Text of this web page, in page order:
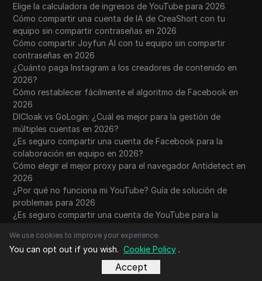
Elige la calculadora de ingresos de YouTube para 2026
Cómo compartir una cuenta de IA de CreaShort con tu
equipo sin compartir contraseñas en 2026
Cómo compartir Joyfun AI con tu equipo sin compartir
contraseñas en 2026
¿Cuánto paga Instagram a los creadores de contenido en
2026?
Cómo restablecer fácilmente el algoritmo de Facebook en
2026
DICloak vs GoLogin: ¿Cuál es mejor para la gestión de
múltiples cuentas en 2026?
¿Es seguro compartir una cuenta de Facebook para la
colaboración en equipo en 2026?
Cómo elegir el mejor proxy para el navegador Antidetect en
2026
¿Por qué no funciona mi YouTube? Guía de solución de
problemas para 2026
¿Es seguro compartir una cuenta de YouTube para la
Cómo empezar a hacer dropshipping en Amazon en 2026:
pasos sencillos
¿Es seguro compartir una cuenta de TikTok para la
colaboración en equipo en 2026?
We use cookies to improve your experience.
You can opt out if you wish. Cookie Policy .
Accept